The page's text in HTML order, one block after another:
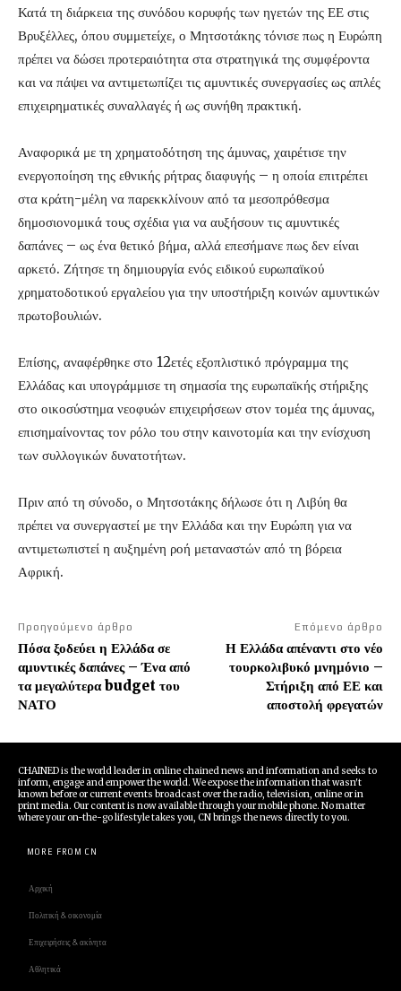
Κατά τη διάρκεια της συνόδου κορυφής των ηγετών της ΕΕ στις
Βρυξέλλες, όπου συμμετείχε, ο Μητσοτάκης τόνισε πως η Ευρώπη
πρέπει να δώσει προτεραιότητα στα στρατηγικά της συμφέροντα
και να πάψει να αντιμετωπίζει τις αμυντικές συνεργασίες ως απλές
επιχειρηματικές συναλλαγές ή ως συνήθη πρακτική.
Αναφορικά με τη χρηματοδότηση της άμυνας, χαιρέτισε την
ενεργοποίηση της εθνικής ρήτρας διαφυγής – η οποία επιτρέπει
στα κράτη-μέλη να παρεκκλίνουν από τα μεσοπρόθεσμα
δημοσιονομικά τους σχέδια για να αυξήσουν τις αμυντικές
δαπάνες – ως ένα θετικό βήμα, αλλά επεσήμανε πως δεν είναι
αρκετό. Ζήτησε τη δημιουργία ενός ειδικού ευρωπαϊκού
χρηματοδοτικού εργαλείου για την υποστήριξη κοινών αμυντικών
πρωτοβουλιών.
Επίσης, αναφέρθηκε στο 12ετές εξοπλιστικό πρόγραμμα της
Ελλάδας και υπογράμμισε τη σημασία της ευρωπαϊκής στήριξης
στο οικοσύστημα νεοφυών επιχειρήσεων στον τομέα της άμυνας,
επισημαίνοντας τον ρόλο του στην καινοτομία και την ενίσχυση
των συλλογικών δυνατοτήτων.
Πριν από τη σύνοδο, ο Μητσοτάκης δήλωσε ότι η Λιβύη θα
πρέπει να συνεργαστεί με την Ελλάδα και την Ευρώπη για να
αντιμετωπιστεί η αυξημένη ροή μεταναστών από τη βόρεια
Αφρική.
Προηγούμενο άρθρο
Πόσα ξοδεύει η Ελλάδα σε
αμυντικές δαπάνες – Ένα από
τα μεγαλύτερα budget του
ΝΑΤΟ
Επόμενο άρθρο
Η Ελλάδα απέναντι στο νέο
τουρκολιβυκό μνημόνιο –
Στήριξη από ΕΕ και
αποστολή φρεγατών
CHAINED is the world leader in online chained news and information and seeks to
inform, engage and empower the world. We expose the information that wasn't
known before or current events broadcast over the radio, television, online or in
print media. Our content is now available through your mobile phone. No matter
where your on-the-go lifestyle takes you, CN brings the news directly to you.
MORE FROM CN
Αρχική
Πολιτική & οικονομία
Επιχειρήσεις & ακίνητα
Αθλητικά